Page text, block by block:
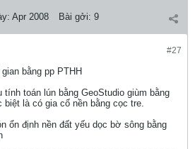
Apr 2008 Bài gởi: 9
#27
bằng pp PTHH
tính toán lún bằng GeoStudio giùm bằng
biệt là có gia cố nền bằng cọc tre.
ổn định nền đất yếu dọc bờ sông bằng